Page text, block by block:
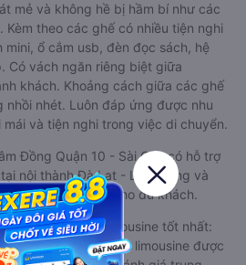
mẻ và không hề bị hầm bí như các
theo các ghế có nhiều tiện nghi
ổ cắm usb, đèn đọc sách, hệ
Có vách ngăn riêng biệt giữa
khách. Khoảng cách giữa các ghế
nhồi nhét. Luôn đáp ứng được nhu
và tiện nghi trong việc di chuyển.
Đồng Quận 10 - Sài Gòn có hỗ trợ
nội thành Đà Lạt - Lâm Đồng và
rất thuận tiện cho du khách.
10 - Sài Gòn limousine tốt nhất:
Quận 10 - Sài Gòn limousine được